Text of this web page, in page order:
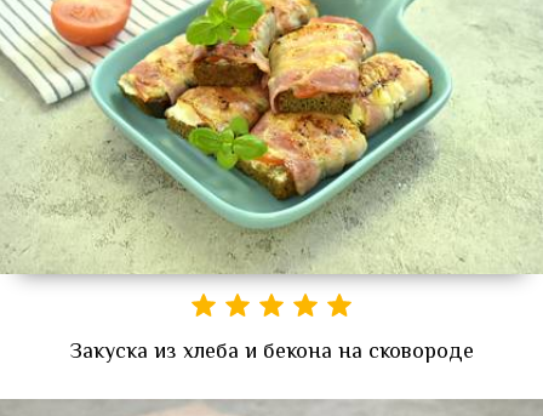
Закуска из хлеба и бекона на сковороде